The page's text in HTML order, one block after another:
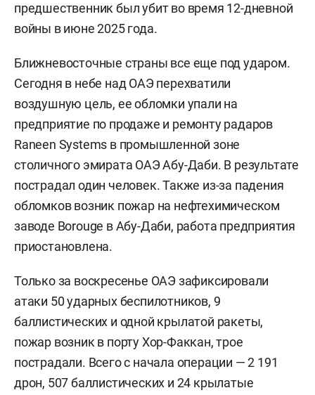
предшественник был убит во время 12-дневной
войны в июне 2025 года.
Ближневосточные страны все еще под ударом.
Сегодня в небе над ОАЭ перехватили
воздушную цель, ее обломки упали на
предприятие по продаже и ремонту радаров
Raneen Systems в промышленной зоне
столичного эмирата ОАЭ Абу-Даби. В результате
пострадал один человек. Также из-за падения
обломков возник пожар на нефтехимическом
заводе Borouge в Абу-Даби, работа предприятия
приостановлена.
Только за воскресенье ОАЭ зафиксировали
атаки 50 ударных беспилотников, 9
баллистических и одной крылатой ракеты,
пожар возник в порту Хор-Факкан, трое
пострадали. Всего с начала операции — 2 191
дрон, 507 баллистических и 24 крылатые